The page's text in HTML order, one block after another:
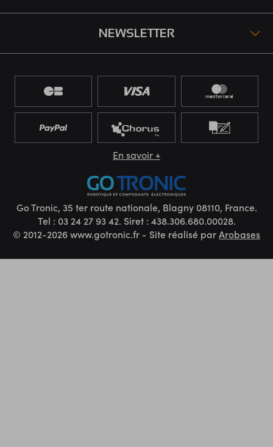
NEWSLETTER
En savoir +
Go Tronic, 35 ter route nationale, Blagny 08110, France.
Tel : 03 24 27 93 42. Siret : 438.306.680.00028.
© 2012-2026 www.gotronic.fr - Site réalisé parArobases